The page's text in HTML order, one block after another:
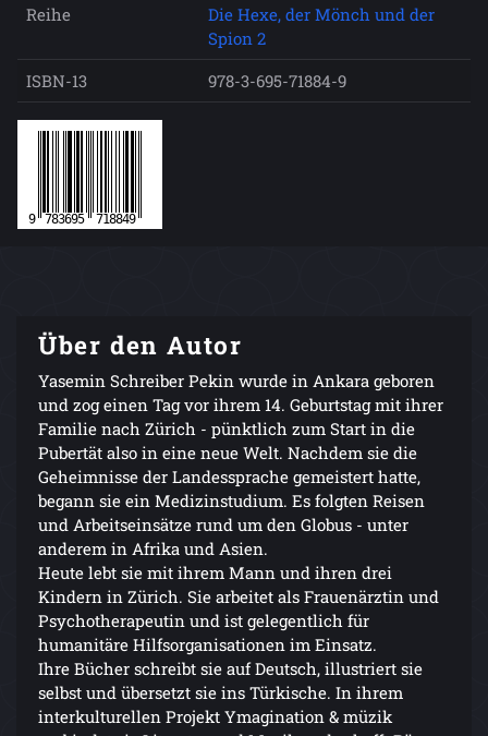
Reihe
Die Hexe, der Mönch und der
Spion 2
ISBN-13
978-3-695-71884-9
Über den Autor
Yasemin Schreiber Pekin wurde in Ankara geboren
und zog einen Tag vor ihrem 14. Geburtstag mit ihrer
Familie nach Zürich - pünktlich zum Start in die
Pubertät also in eine neue Welt. Nachdem sie die
Geheimnisse der Landessprache gemeistert hatte,
begann sie ein Medizinstudium. Es folgten Reisen
und Arbeitseinsätze rund um den Globus - unter
anderem in Afrika und Asien.
Heute lebt sie mit ihrem Mann und ihren drei
Kindern in Zürich. Sie arbeitet als Frauenärztin und
Psychotherapeutin und ist gelegentlich für
humanitäre Hilfsorganisationen im Einsatz.
Ihre Bücher schreibt sie auf Deutsch, illustriert sie
selbst und übersetzt sie ins Türkische. In ihrem
interkulturellen Projekt Ymagination & müzik